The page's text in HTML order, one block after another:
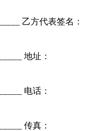
乙方代表签名：
地址：
电话：
传真：